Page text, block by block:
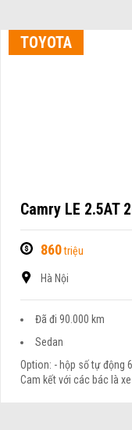
TOYOTA
Camry LE 2.5AT
860triệu
Hà Nội
Đã đi 90.000 km
Sedan
Option: - hộp số tự động
Cam kết với các bác là xe